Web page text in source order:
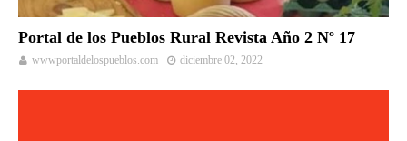
Portal de los Pueblos Rural Revista Año 2 Nº 17
wwwportaldelospueblos.com diciembre 02, 2022